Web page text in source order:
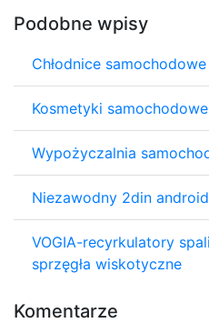
Podobne wpisy
Chłodnice samochodowe
Kosmetyki samochodowe
Wypożyczalnia
Niezawodny 2din android
VOGIA-recyrkulatory
sprzęgła wiskotyczne
Komentarze